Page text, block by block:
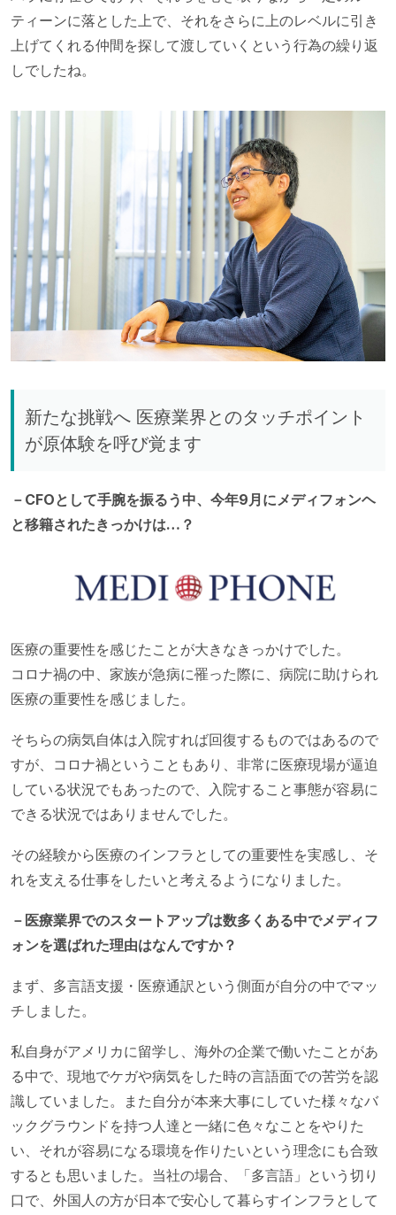
ティーンに落とした上で、それをさらに上のレベルに引き
上げてくれる仲間を探して渡していくという行為の繰り返
しでしたね。
新たな挑戦へ 医療業界とのタッチポイント
が原体験を呼び覚ます
－CFOとして手腕を振るう中、今年9月にメディフォンヘ
と移籍されたきっかけは…？
医療の重要性を感じたことが大きなきっかけでした。
コロナ禍の中、家族が急病に罹った際に、病院に助けられ
医療の重要性を感じました。
そちらの病気自体は入院すれば回復するものではあるので
すが、コロナ禍ということもあり、非常に医療現場が逼迫
している状況でもあったので、入院すること事態が容易に
できる状況ではありませんでした。
その経験から医療のインフラとしての重要性を実感し、そ
れを支える仕事をしたいと考えるようになりました。
－医療業界でのスタートアップは数多くある中でメディフ
ォンを選ばれた理由はなんですか？
まず、多言語支援・医療通訳という側面が自分の中でマッ
チしました。
私自身がアメリカに留学し、海外の企業で働いたことがあ
る中で、現地でケガや病気をした時の言語面での苦労を認
識していました。また自分が本来大事にしていた様々なバ
ックグラウンドを持つ人達と一緒に色々なことをやりた
い、それが容易になる環境を作りたいという理念にも合致
するとも思いました。当社の場合、「多言語」という切り
口で、外国人の方が日本で安心して暮らすインフラとして